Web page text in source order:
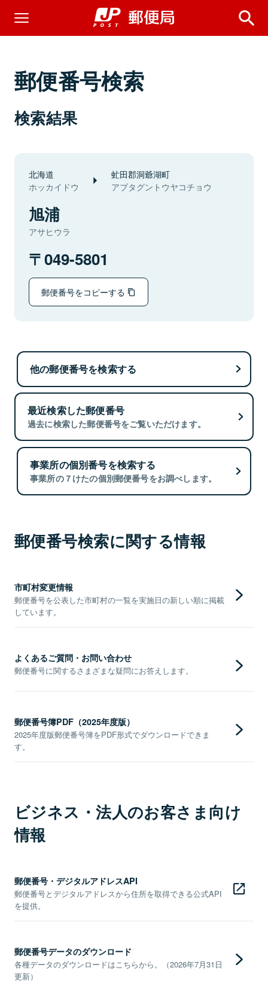
郵便番号検索
検索結果
北海道
ホッカイドウ
虻田郡洞爺湖町
アブタグントウヤコチョウ
旭浦
アサヒウラ
049-5801
郵便番号をコピーする
他の郵便番号を検索する
最近検索した郵便番号
過去に検索した郵便番号をご覧いただけます。
事業所の個別番号を検索する
事業所の７けたの個別郵便番号をお調べします。
郵便番号検索に関する情報
市町村変更情報
郵便番号を公表した市町村の一覧を実施日の新しい順に掲載
しています。
よくあるご質問・お問い合わせ
郵便番号に関するさまざまな疑問にお答えします。
郵便番号簿PDF（2025年度版）
2025年度版郵便番号簿をPDF形式でダウンロードできま
す。
ビジネス・法人のお客さま向け
情報
郵便番号・デジタルアドレスAPI
郵便番号とデジタルアドレスから住所を取得できる公式API
を提供。
郵便番号データのダウンロード
各種データのダウンロードはこちらから。（2026年7月31日
更新）